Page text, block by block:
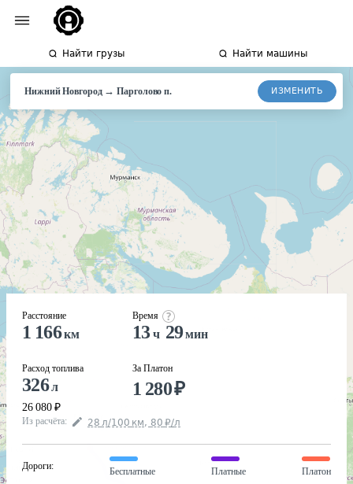
Найти грузы Найти машины
Нижний Новгород→Парголово п. ИЗМЕНИТЬ
Расстояние
1 166км
Расход топлива
326л
26 080 ₽
Время
13ч 29мин
За Платон
1 280₽
Из расчёта: 28 л/100 км, 80 ₽/л
Дороги:
Бесплатные Платные Платон